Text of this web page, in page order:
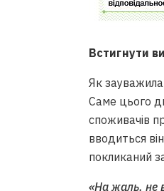
Встигнути
Як зауважила
Саме цього
споживачів
вводиться
покликаний
«На жаль, не